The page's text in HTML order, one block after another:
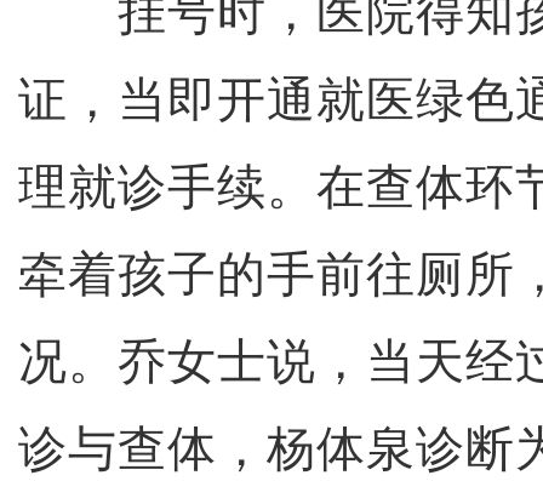
挂号时，医院得知
证，当即开通就医绿色
理就诊手续。在查体环
牵着孩子的手前往厕所
况。乔女士说，当天经
诊与查体，杨体泉诊断